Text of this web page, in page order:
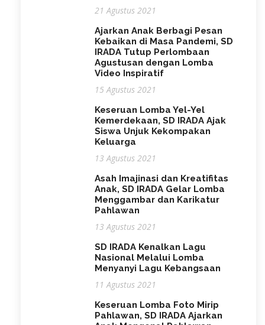
21 Agustus 2021
Ajarkan Anak Berbagi Pesan
Kebaikan di Masa Pandemi, SD
IRADA Tutup Perlombaan
Agustusan dengan Lomba
Video Inspiratif
15 Agustus 2021
Keseruan Lomba Yel-Yel
Kemerdekaan, SD IRADA Ajak
Siswa Unjuk Kekompakan
Keluarga
13 Agustus 2021
Asah Imajinasi dan Kreatifitas
Anak, SD IRADA Gelar Lomba
Menggambar dan Karikatur
Pahlawan
13 Agustus 2021
SD IRADA Kenalkan Lagu
Nasional Melalui Lomba
Menyanyi Lagu Kebangsaan
11 Agustus 2021
Keseruan Lomba Foto Mirip
Pahlawan, SD IRADA Ajarkan